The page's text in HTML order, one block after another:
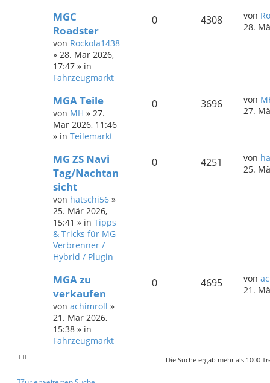
MGC
Roadster
von Rockola1438
» 28. Mär 2026,
17:47 » in
Fahrzeugmarkt
0 4308 von
28.
MGA Teile
von MH » 27.
Mär 2026, 11:46
» in Teilemarkt
0 3696 von
27.
MG ZS Navi
Tag/Nachtan
sicht
von hatschi56 »
25. Mär 2026,
15:41 » in Tipps
& Tricks für MG
Verbrenner /
Hybrid / Plugin
0 4251 von
25.
MGA zu
verkaufen
von achimroll »
21. Mär 2026,
15:38 » in
Fahrzeugmarkt
0 4695 von
21.
Die Suche ergab mehr als 1000